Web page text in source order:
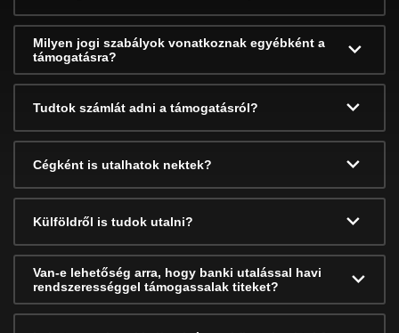
Milyen jogi szabályok vonatkoznak egyébként a
támogatásra?
Tudtok számlát adni a támogatásról?
Cégként is utalhatok nektek?
Külföldről is tudok utalni?
Van-e lehetőség arra, hogy banki utalással havi
rendszerességgel támogassalak titeket?